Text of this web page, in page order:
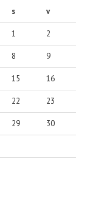
s v
1 2
8 9
15 16
22 23
29 30